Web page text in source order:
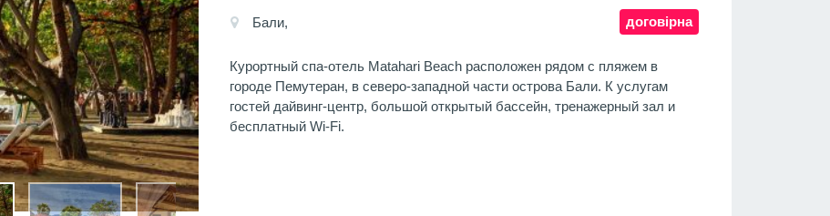
договірна
Бали,
Курортный спа-отель Matahari Beach расположен рядом с пляжем в
городе Пемутеран, в северо-западной части острова Бали. К услугам
гостей дайвинг-центр, большой открытый бассейн, тренажерный зал и
бесплатный Wi-Fi.